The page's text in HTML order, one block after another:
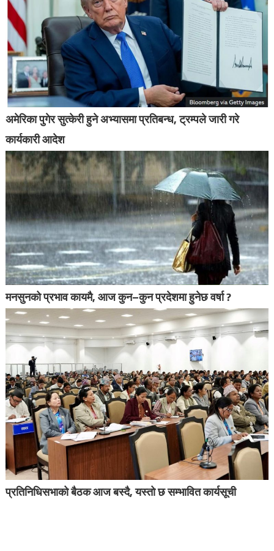
अमेरिका पुगेर सुत्केरी हुने अभ्यासमा प्रतिबन्ध, ट्रम्पले जारी गरे
कार्यकारी आदेश
मनसुनको प्रभाव कायमै, आज कुन–कुन प्रदेशमा हुनेछ वर्षा ?
प्रतिनिधिसभाको बैठक आज बस्दै, यस्तो छ सम्भावित कार्यसूची